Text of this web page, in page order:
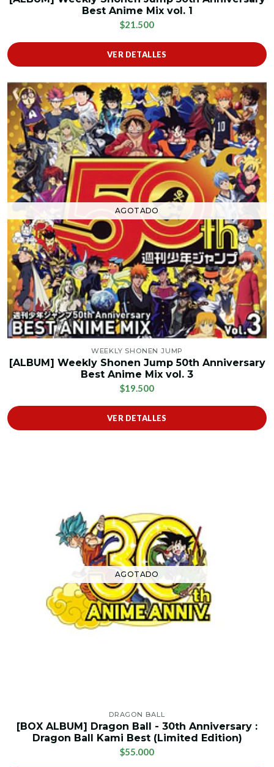
Best Anime Mix vol. 1
$21.500
VER DETALLES
AGOTADO
WEEKLY SHONEN JUMP
[ALBUM] Weekly Shonen Jump 50th Anniversary
Best Anime Mix vol. 3
$19.500
VER DETALLES
AGOTADO
DRAGON BALL
[BOX ALBUM] Dragon Ball - 30th Anniversary :
Dragon Ball Kami Best (Limited Edition)
$55.000